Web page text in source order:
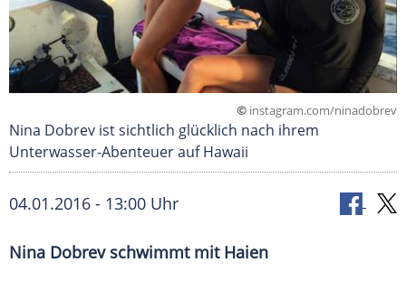
© instagram.com/ninadobrev
Nina Dobrev ist sichtlich glücklich nach ihrem
Unterwasser-Abenteuer auf Hawaii
04.01.2016 - 13:00 Uhr
Nina Dobrev schwimmt mit Haien